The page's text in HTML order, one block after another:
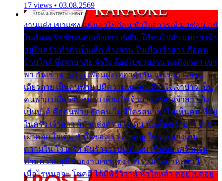
17 views • 03.08.2569
งานแต่ง เขาแซง แย่งเอาไปก่อน หัวใจอาวรณ์ มาซ่อน อยู่
ในห้องครัว ข้างนอกเจ้าสาว ส่งยิ้ม ให้คนไปทั่ว แต่เรา เฝ้า
อยู่ในครัว ทำตัวเป็นเด็ก ล้างจาน ในเมื่อ เจ้าสาว คือคน
บ้านใกล้ พึ่งพาอาศัย จำใจ ต้องไปช่วยงาน พอถึงเวลา เขา
พา กันเข้าพาขวัญ เพื่อนฝูง เฮฮาดังลั่น แต่เราล้างจาน
เดียวดาย เป็นคนพ่าย บ่มีความหมาย เคียงใจเจ้าบ่าว เป็น
คนพ่าย บ่มีความหมาย เคียงใจเจ้าบ่าว เพื่อนเจ้าสาว ยัง
เป็นบ่ได้ คือคนพ่าย ฮักคน ไม่มีใครสน เขาไม่เห็นคน ที่อยู่
ในครัว เจ้าสาว ก็มัวแต่งตัว สวยเด่น นั่งเคียงเจ้าบ่าว ที่เขา
เฝ้าคอย ใจเต้น หัวใจของเรา ลำเค็ญ ใครจะมองเห็น
ความใน ใจ เศร้า มันร้าวระบม ต้องมาขื่นขม เศร้าตรม
ท่ามความสุขี ช่วยงานเขาแต่ง แต่เรา แล้งมาหลายปี
เมื่อไรหนอจะ โชคดี ได้มีพิธีวิวาห์ หัวใจหล้า คอยไปคอย